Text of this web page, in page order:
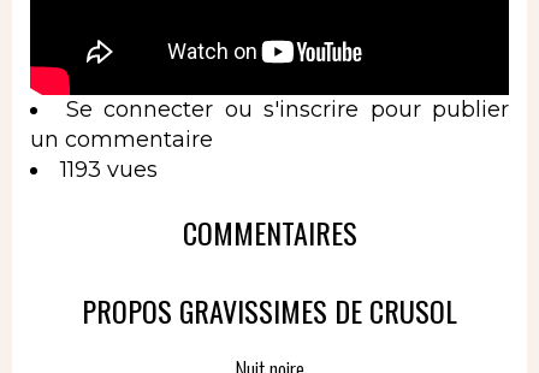
Se connecter ou s'inscrire pour publier
un commentaire
1193 vues
COMMENTAIRES
PROPOS GRAVISSIMES DE CRUSOL